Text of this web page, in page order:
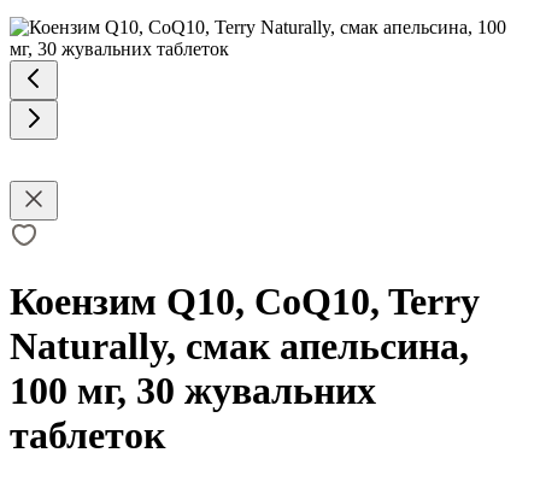
Коензим Q10, CoQ10, Terry
Naturally, смак апельсина,
100 мг, 30 жувальних
таблеток